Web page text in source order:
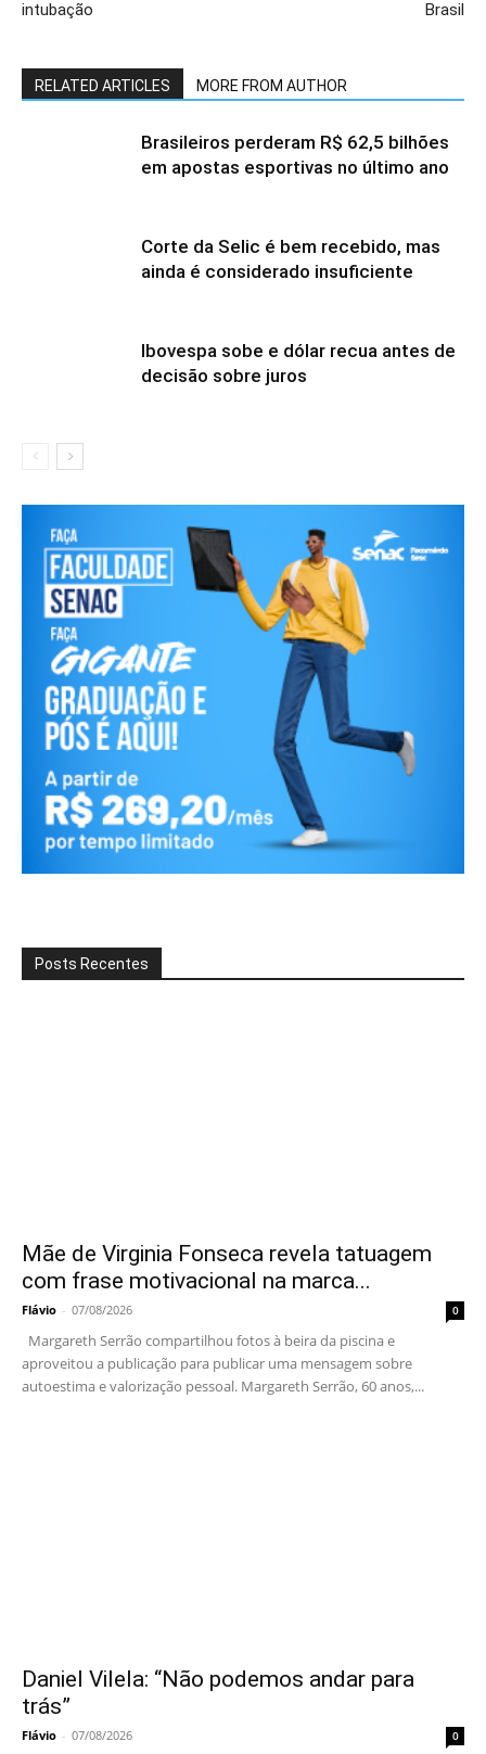
intubação Brasil
RELATED ARTICLES MORE FROM AUTHOR
Brasileiros perderam R$ 62,5 bilhões
em apostas esportivas no último ano
Corte da Selic é bem recebido, mas
ainda é considerado insuficiente
Ibovespa sobe e dólar recua antes de
decisão sobre juros
Posts Recentes
Mãe de Virginia Fonseca revela tatuagem
com frase motivacional na marca...
Flávio - 07/08/2026 0
Margareth Serrão compartilhou fotos à beira da piscina e
aproveitou a publicação para publicar uma mensagem sobre
autoestima e valorização pessoal. Margareth Serrão, 60 anos,...
Daniel Vilela: “Não podemos andar para
trás”
Flávio - 07/08/2026 0